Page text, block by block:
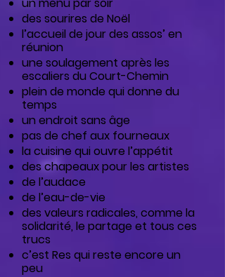
des sourires de Noël
l’accueil de jour des assos’ en
réunion
une soulagement après les
escaliers du Court-Chemin
plein de monde qui donne du
temps
un endroit sans âge
pas de chef aux fourneaux
la cuisine qui ouvre l’appétit
des chapeaux pour les artistes
de l’audace
de l’eau-de-vie
des valeurs radicales, comme la
solidarité, le partage et tous ces
trucs
c’est Res qui reste encore un
peu